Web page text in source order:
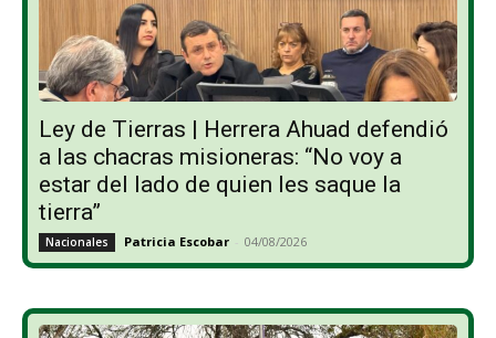
Ley de Tierras | Herrera Ahuad defendió
a las chacras misioneras: “No voy a
estar del lado de quien les saque la
tierra”
Nacionales Patricia Escobar - 04/08/2026